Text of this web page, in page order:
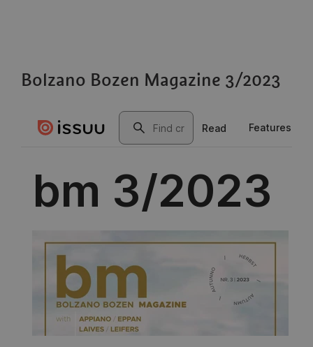
Bolzano Bozen Magazine 3/2023